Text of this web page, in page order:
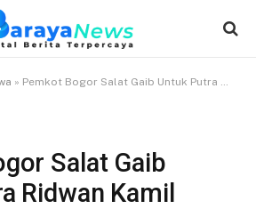
» Pemkot Bogor Salat Gaib Untuk Putra Ridwan Kamil
Salat Gaib
Ridwan Kamil